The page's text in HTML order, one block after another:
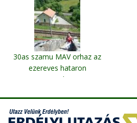
30as szamu MAV orhaz az
ezereves hataron
Gyimesi hatar